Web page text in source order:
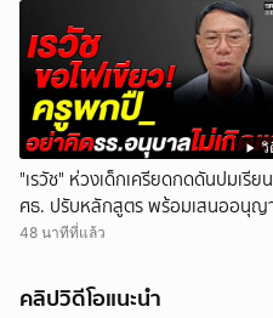
วิ
"เรวัช" ห่วงเด็กเครียดกดดันปมเรีย
ศธ. ปรับหลักสูตร พร้อมเสนออนุญ
ครูพกปื_ระงับเหตุ
48 นาทีที่แล้ว
คลิปวิดีโอแนะนำ